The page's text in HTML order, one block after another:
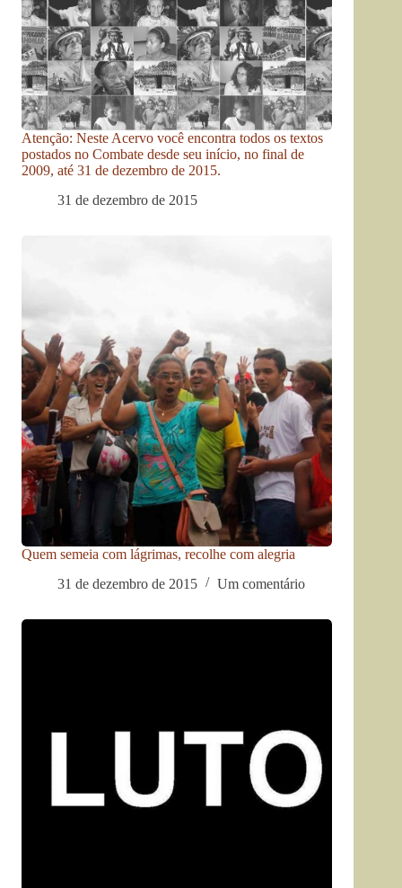
Atenção: Neste Acervo você encontra todos os textos
postados no Combate desde seu início, no final de
2009, até 31 de dezembro de 2015.
31 de dezembro de 2015
Quem semeia com lágrimas, recolhe com alegria
31 de dezembro de 2015
Um comentário